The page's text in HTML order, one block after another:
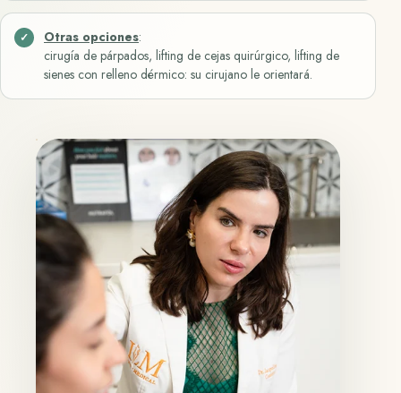
Otras opciones:
cirugía de párpados, lifting de cejas quirúrgico, lifting de
sienes con relleno dérmico: su cirujano le orientará.